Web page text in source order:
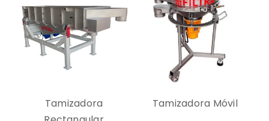
Tamizadora
Tamizadora Móvil